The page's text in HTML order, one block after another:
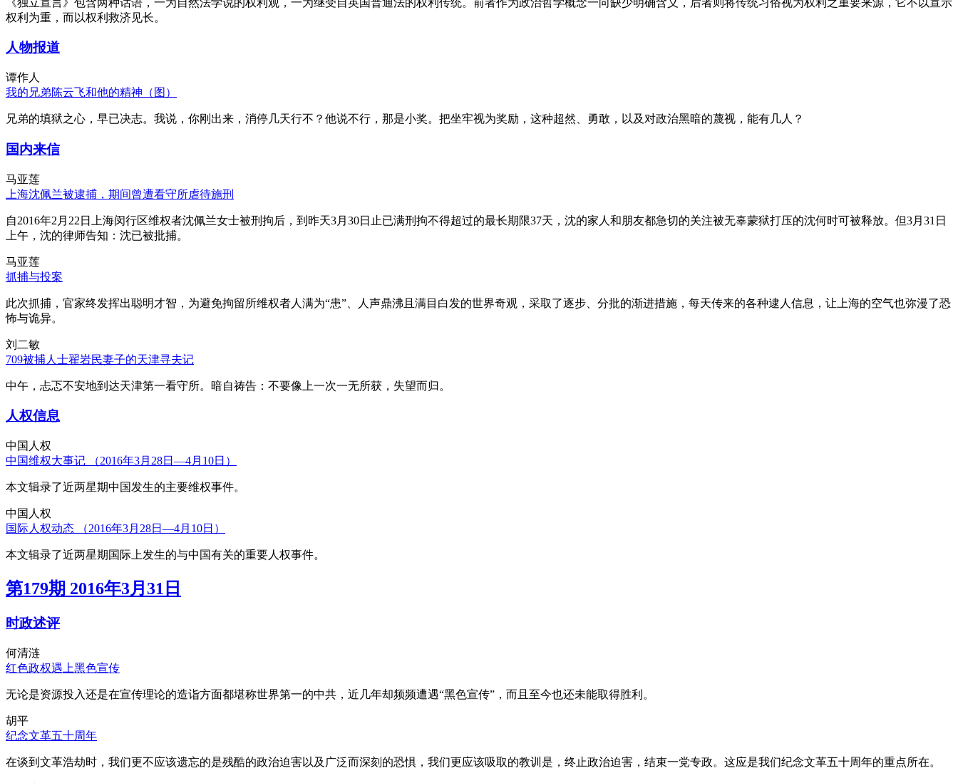
权利为重，而以权利救济见长。
人物报道
谭作人
我的兄弟陈云飞和他的精神（图）
兄弟的填狱之心，早已决志。我说，你刚出来，消停几天行不？他说不行，那是小奖。把坐牢视为奖励，这种超然、勇敢，以及对政治黑暗的蔑视，能有几人？
国内来信
马亚莲
上海沈佩兰被逮捕，期间曾遭看守所虐待施刑
自2016年2月22日上海闵行区维权者沈佩兰女士被刑拘后，到昨天3月30日止已满刑拘不得超过的最长期限37天，沈的家人和朋友都急切的关注被无辜蒙狱打压的沈何时可被释放。但3月31日
上午，沈的律师告知：沈已被批捕。
马亚莲
抓捕与投案
此次抓捕，官家终发挥出聪明才智，为避免拘留所维权者人满为“患”、人声鼎沸且满目白发的世界奇观，采取了逐步、分批的渐进措施，每天传来的各种逮人信息，让上海的空气也弥漫了恐
怖与诡异。
刘二敏
709被捕人士翟岩民妻子的天津寻夫记
中午，忐忑不安地到达天津第一看守所。暗自祷告：不要像上一次一无所获，失望而归。
人权信息
中国人权
中国维权大事记 （2016年3月28日—4月10日）
本文辑录了近两星期中国发生的主要维权事件。
中国人权
国际人权动态 （2016年3月28日—4月10日）
本文辑录了近两星期国际上发生的与中国有关的重要人权事件。
第179期 2016年3月31日
时政述评
何清涟
红色政权遇上黑色宣传
无论是资源投入还是在宣传理论的造诣方面都堪称世界第一的中共，近几年却频频遭遇“黑色宣传”，而且至今也还未能取得胜利。
胡平
纪念文革五十周年
在谈到文革浩劫时，我们更不应该遗忘的是残酷的政治迫害以及广泛而深刻的恐惧，我们更应该吸取的教训是，终止政治迫害，结束一党专政。这应是我们纪念文革五十周年的重点所在。